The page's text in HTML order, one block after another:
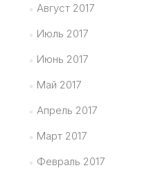
Август 2017
Июль 2017
Июнь 2017
Май 2017
Апрель 2017
Март 2017
Февраль 2017